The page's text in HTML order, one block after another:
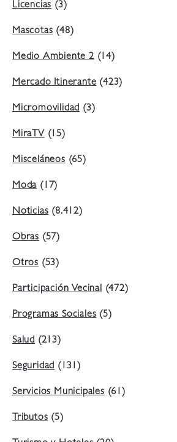
Licencias(3)
Mascotas(48)
Medio Ambiente 2(14)
Mercado Itinerante(423)
Micromovilidad(3)
MiraTV(15)
Misceláneos(65)
Moda(17)
Noticias(8.412)
Obras (57)
Otros (53)
Participación Vecinal(472)
Programas Sociales(5)
Salud (213)
Seguridad(131)
Servicios Municipales(61)
Tributos(5)